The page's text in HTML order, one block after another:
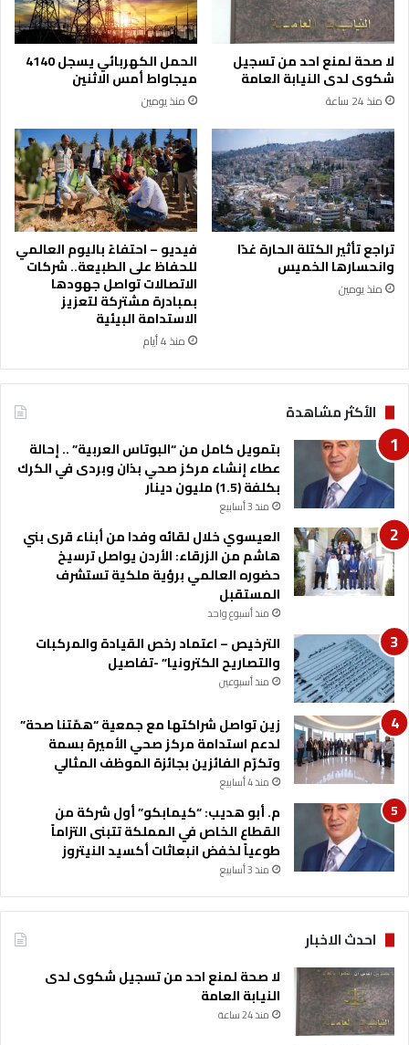
م
ا
ل
ر
ق
م
ي
خ
ط
و
ة
ن
و
ع
ي
ة
و
ر
ا
ل
ق
ط
ا
ع
ب
ة
ف
س
ي
و
ل
و
ج
ي
ا
ت
خ
ط
ي
ط
ع
ا
ب
ج
ه
ا
ز
م
ت
ط
ر
لا صحة لمنع احد من تسجيل
شكوى لدى النيابة العامة
منذ 24 ساعة
الحمل الكهربائي يسجل 4140
ميجاواط أمس الاثنين
منذ يومين
تراجع تأثير الكتلة الحارة غدًا
وانحسارها الخميس
منذ يومين
فيديو – احتفاءً باليوم العالمي
للحفاظ على الطبيعة.. شركات
الاتصالات تواصل جهودها
بمبادرة مشتركة لتعزيز
الاستدامة البيئية
منذ 4 أيام
الأكثر مشاهدة
بتمويل كامل من “البوتاس العربية” .. إحالة
عطاء إنشاء مركز صحي بذان وبردى في الكرك
بكلفة (1.5) مليون دينار
منذ 3 أسابيع
العيسوي خلال لقائه وفدا من أبناء قرى بني
هاشم من الزرقاء: الأردن يواصل ترسيخ
حضوره العالمي برؤية ملكية تستشرف
المستقبل
منذ أسبوع واحد
الترخيص – اعتماد رخص القيادة والمركبات
والتصاريح الكترونيا” -تفاصيل
منذ أسبوعين
زين تواصل شراكتها مع جمعية “همّتنا صحة”
لدعم استدامة مركز صحي الأميرة بسمة
وتكرّم الفائزين بجائزة الموظف المثالي
منذ 4 أسابيع
م. أبو هديب: “كيمابكو” أول شركة من
القطاع الخاص في المملكة تتبنى التزاماً
طوعياً لخفض انبعاثات أكسيد النيتروز
منذ 3 أسابيع
احدث الاخبار
لا صحة لمنع احد من تسجيل شكوى لدى
النيابة العامة
منذ 24 ساعة